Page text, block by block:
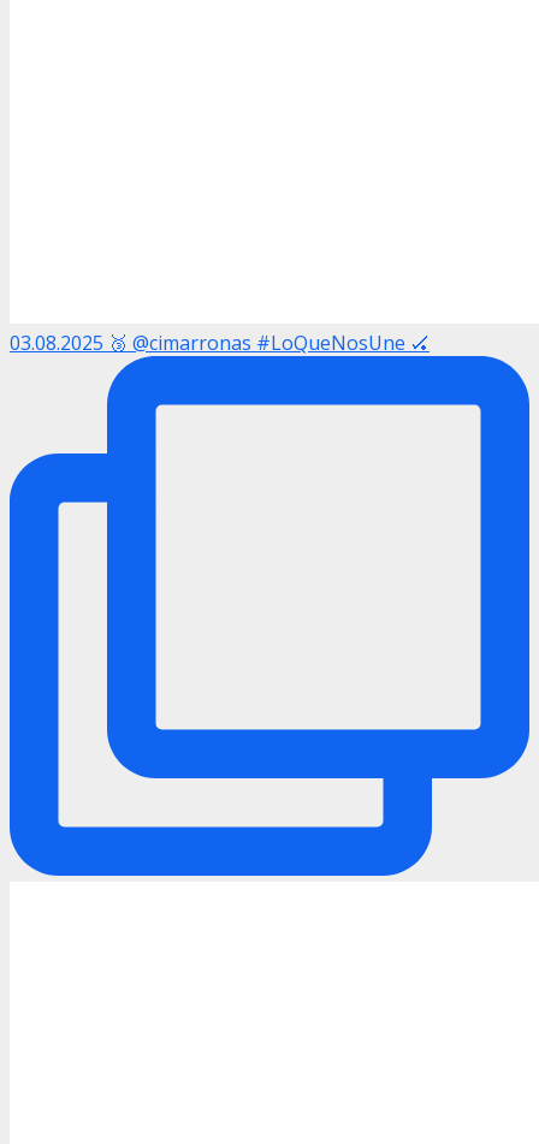
03.08.2025 🥉 @cimarronas #LoQueNosUne 🏑